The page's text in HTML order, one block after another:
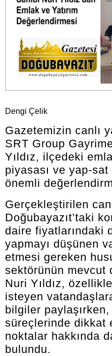
Dengi Çelik
Gazetemizin canlı
SRT Group
Yıldız, ilçedeki
piyasası ve yap-
önemli
Gerçekleştirilen
Doğubayazıt’taki
daire fiyatlarındaki
yapmayı düşünen
etmesi gereken
sektörünün mevcut
Nuri Yıldız,
isteyen
bilgiler paylaşırken,
süreçlerinde dikkat
noktalar hakkında
bulundu.